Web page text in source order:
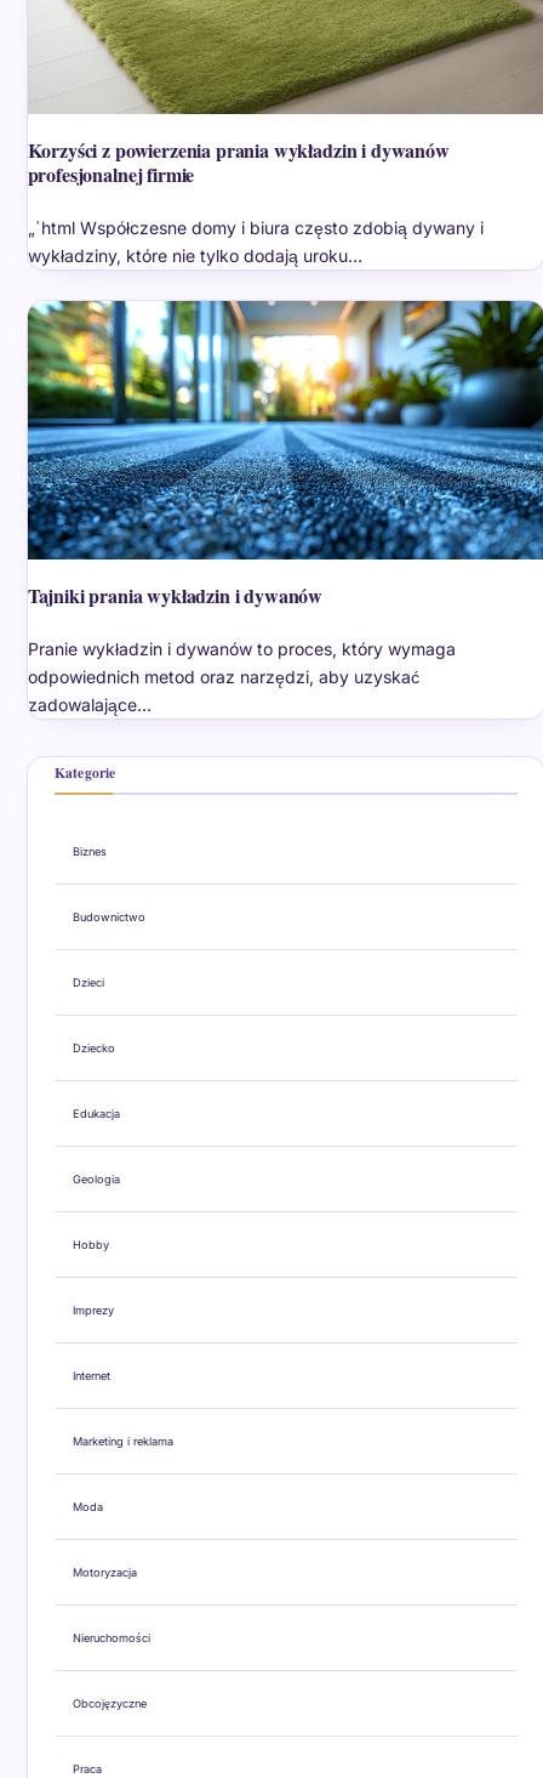
Korzyści z powierzenia prania wykładzin i dywanów
profesjonalnej firmie
„`html Współczesne domy i biura często zdobią dywany i
wykładziny, które nie tylko dodają uroku…
Tajniki prania wykładzin i dywanów
Pranie wykładzin i dywanów to proces, który wymaga
odpowiednich metod oraz narzędzi, aby uzyskać
zadowalające…
Kategorie
Biznes
Budownictwo
Dzieci
Dziecko
Edukacja
Geologia
Hobby
Imprezy
Internet
Marketing i reklama
Moda
Motoryzacja
Nieruchomości
Obcojęzyczne
Praca